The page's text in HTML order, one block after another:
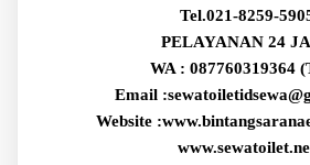
Tel.021-8259-
PELAYANAN 24
WA : 087760319364
Email
Website